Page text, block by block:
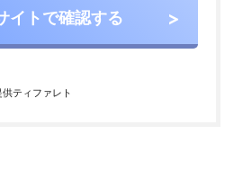
イトで確認する
供ティファレト